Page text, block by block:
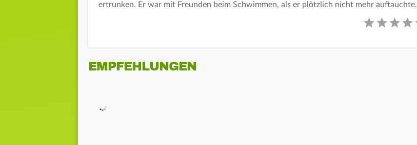
ertrunken. Er war mit Freunden beim Schwimmen, als er plötzlich nicht mehr auftauchte.
EMPFEHLUNGEN